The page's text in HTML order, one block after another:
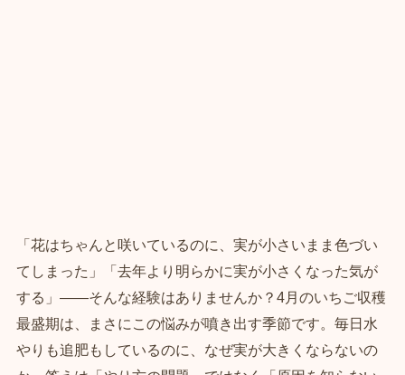
「花はちゃんと咲いているのに、実が小さいまま色づい
てしまった」「去年より明らかに実が小さくなった気が
する」——そんな経験はありませんか？4月のいちご収穫
最盛期は、まさにこの悩みが噴き出す季節です。毎日水
やりも追肥もしているのに、なぜ実が大きくならないの